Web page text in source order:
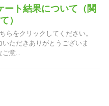
ート結果について（関
）
らをクリックしてください。
ただきありがとうございま
意...